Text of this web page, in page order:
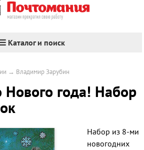
☰ Каталог и поиск
→ Владимир Зарубин
Нового года! Набор
Набор из 8-ми
новогодних